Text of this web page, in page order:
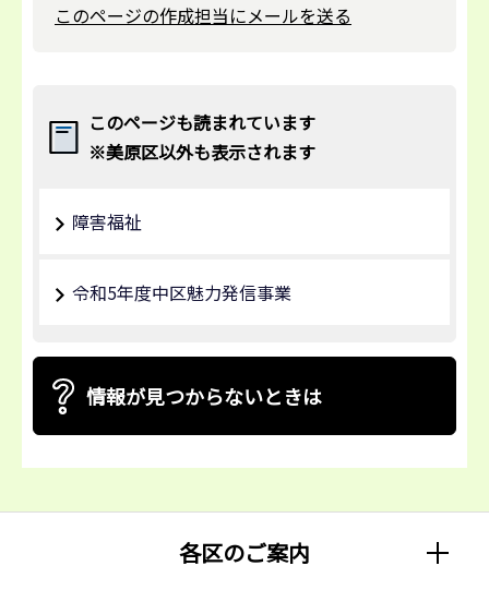
このページの作成担当にメールを送る
このページも読まれています
※美原区以外も表示されます
障害福祉
令和5年度中区魅力発信事業
情報が見つからないときは
各区のご案内